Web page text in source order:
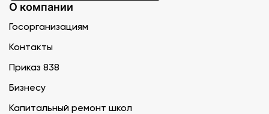
О компании
Госорганизациям
Контакты
Приказ 838
Бизнесу
Капитальный ремонт школ